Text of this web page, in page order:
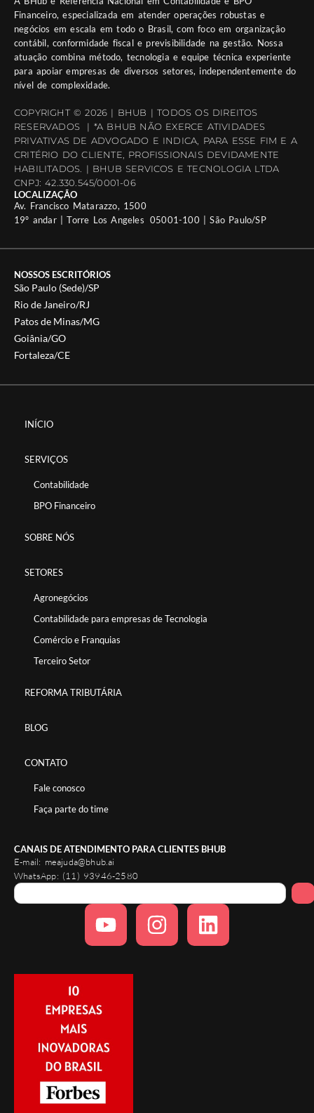
Financeiro, especializada em atender operações robustas e
negócios em escala em todo o Brasil, com foco em organização
contábil, conformidade fiscal e previsibilidade na gestão. Nossa
atuação combina método, tecnologia e equipe técnica experiente
para apoiar empresas de diversos setores, independentemente do
nível de complexidade.
COPYRIGHT © 2026 | BHUB | TODOS OS DIREITOS
RESERVADOS | *A BHUB NÃO EXERCE ATIVIDADES
PRIVATIVAS DE ADVOGADO E INDICA, PARA ESSE FIM E A
CRITÉRIO DO CLIENTE, PROFISSIONAIS DEVIDAMENTE
HABILITADOS. | BHUB SERVICOS E TECNOLOGIA LTDA
CNPJ: 42.330.545/0001-06
LOCALIZAÇÃO
Av. Francisco Matarazzo, 1500
19º andar | Torre Los Angeles 05001-100 | São Paulo/SP
NOSSOS ESCRITÓRIOS
São Paulo (Sede)/SP
Rio de Janeiro/RJ
Patos de Minas/MG
Goiânia/GO
Fortaleza/CE
INÍCIO
SERVIÇOS
Contabilidade
BPO Financeiro
SOBRE NÓS
SETORES
Agronegócios
Contabilidade para empresas de Tecnologia
Comércio e Franquias
Terceiro Setor
REFORMA TRIBUTÁRIA
BLOG
CONTATO
Fale conosco
Faça parte do time
CANAIS DE ATENDIMENTO PARA CLIENTES BHUB
E-mail: meajuda@bhub.ai
WhatsApp: (11) 93946-2580